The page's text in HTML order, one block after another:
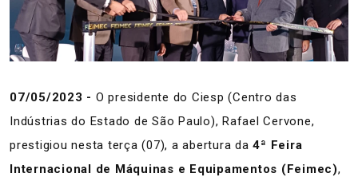
07/05/2023 - O presidente do Ciesp (Centro das
Indústrias do Estado de São Paulo), Rafael Cervone,
prestigiou nesta terça (07), a abertura da4ª Feira
Internacional de Máquinas e Equipamentos (Feimec),